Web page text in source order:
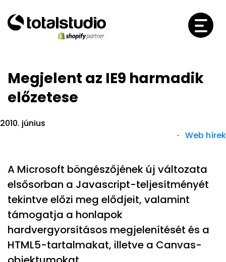
Megjelent az IE9 harmadik
előzetese
2010. június
· Web hírek
A Microsoft böngészőjének új változata
elsősorban a Javascript-teljesítményét
tekintve előzi meg elődjeit, valamint
támogatja a honlapok
hardvergyorsításos megjelenítését és a
HTML5-tartalmakat, illetve a Canvas-